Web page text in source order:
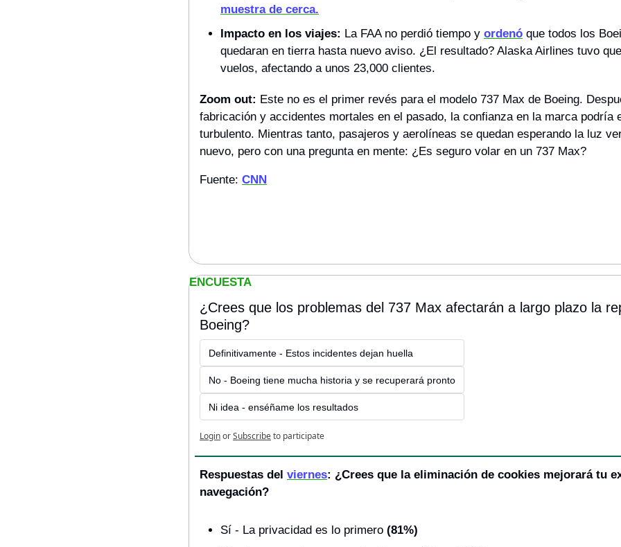
muestra de cerca.
Impacto en los viajes: La FAA no perdió tiempo y ordenó que todos los
quedaran en tierra hasta nuevo aviso. ¿El resultado? Alaska Airlines tuvo
vuelos, afectando a unos 23,000 clientes.
Zoom out: Este no es el primer revés para el modelo 737 Max de Boeing.
fabricación y accidentes mortales en el pasado, la confianza en la marca podría
turbulento. Mientras tanto, pasajeros y aerolíneas se quedan esperando la luz
nuevo, pero con una pregunta en mente: ¿Es seguro volar en un 737 Max?
Fuente: CNN
ENCUESTA
¿Crees que los problemas del 737 Max afectarán a largo plazo la
Boeing?
Definitivamente - Estos incidentes dejan huella
No - Boeing tiene mucha historia y se recuperará pronto
Ni idea - enséñame los resultados
LoginorSubscribeto participate
Respuestas del viernes: ¿Crees que la eliminación de cookies mejorará tu
navegación?
Sí - La privacidad es lo primero (81%)